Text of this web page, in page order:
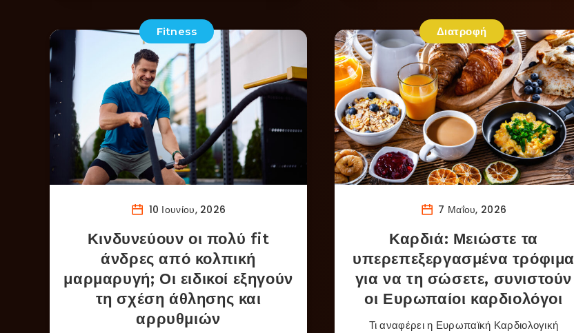
Fitness
10 Ιουνίου, 2026
Κινδυνεύουν οι πολύ fit
άνδρες από κολπική
μαρμαρυγή; Οι ειδικοί εξηγούν
τη σχέση άθλησης και
αρρυθμιών
Διατροφή
7 Μαΐου, 2026
Καρδιά: Μειώστε τα
υπερεπεξεργασμένα τρόφιμα
για να τη σώσετε, συνιστούν
οι Ευρωπαίοι καρδιολόγοι
Τι αναφέρει η Ευρωπαϊκή Καρδιολογική